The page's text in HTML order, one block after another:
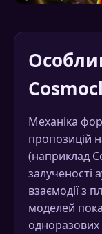
Механіка
пропозицій
(наприклад
залученості
взаємодії з
моделей